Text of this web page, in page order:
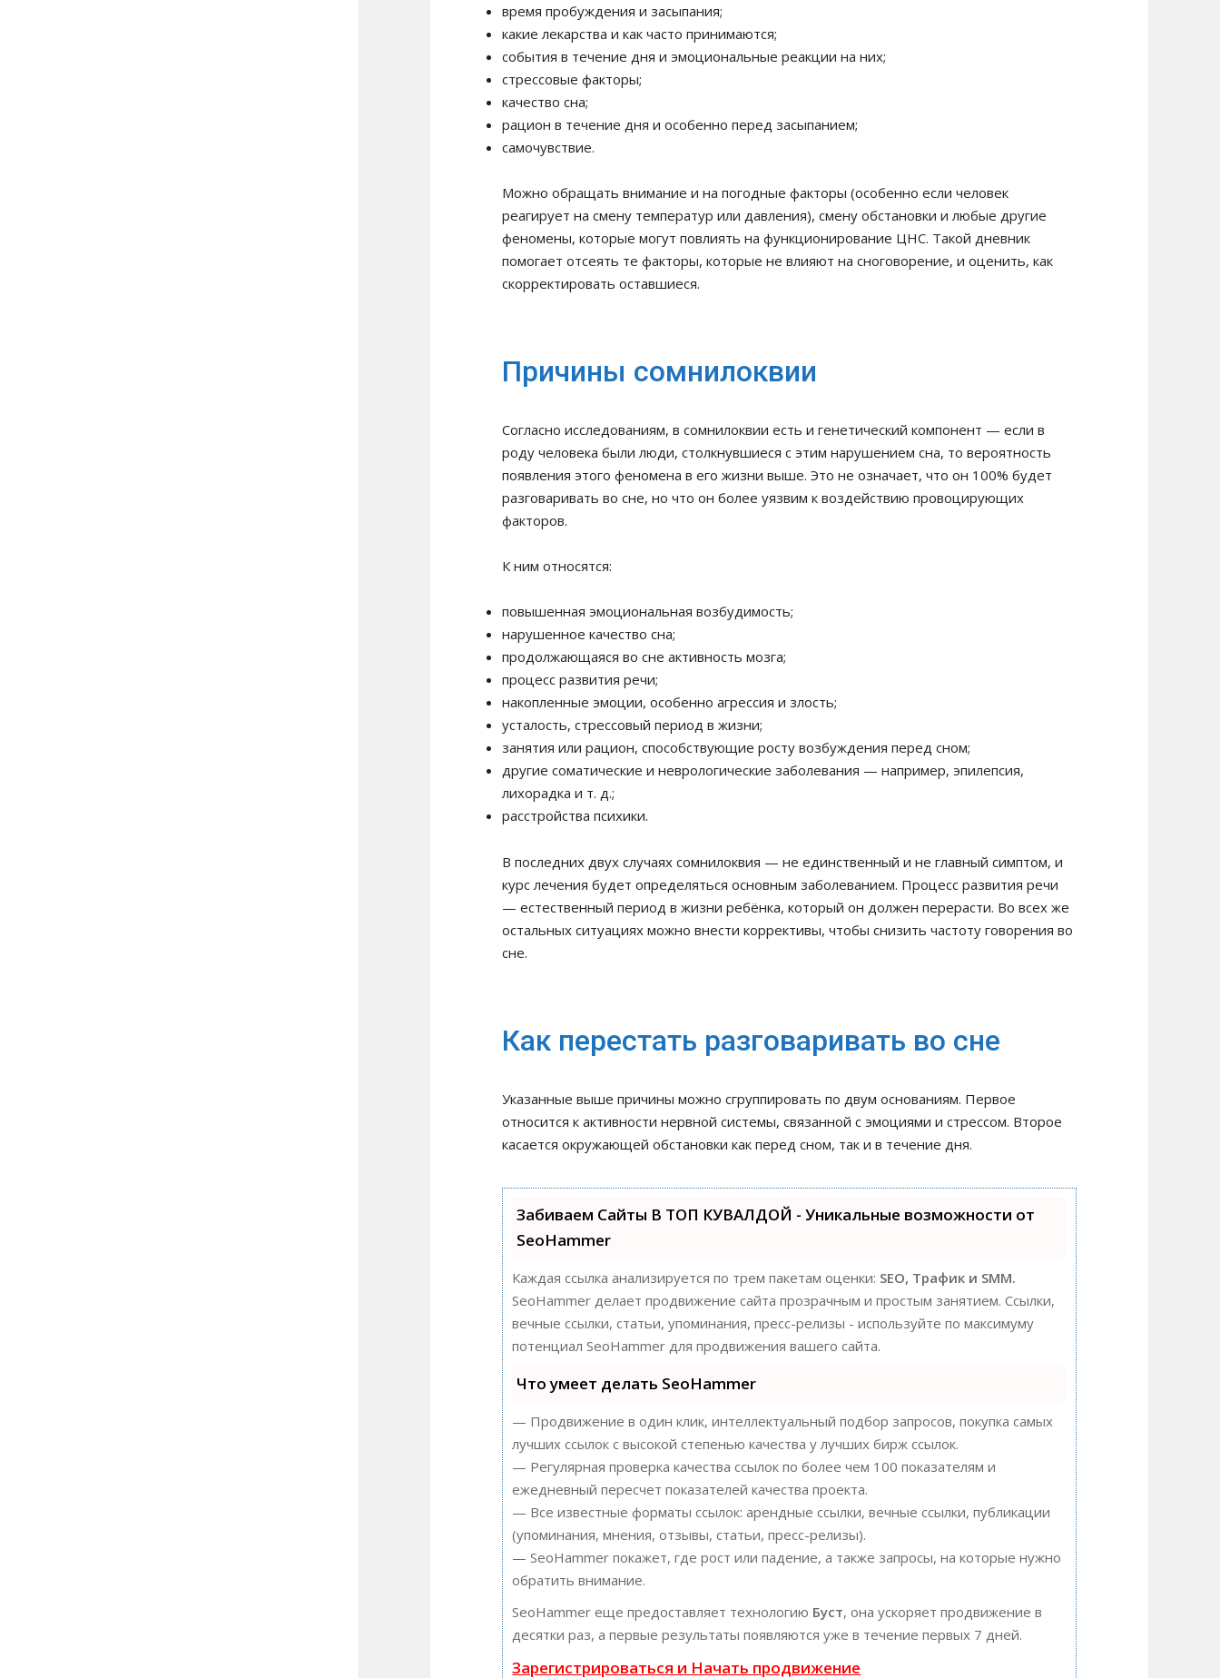
время пробуждения и засыпания;
какие лекарства и как часто принимаются;
события в течение дня и эмоциональные реакции на них;
стрессовые факторы;
качество сна;
рацион в течение дня и особенно перед засыпанием;
самочувствие.
Можно обращать внимание и на погодные факторы (особенно если человек
реагирует на смену температур или давления), смену обстановки и любые другие
феномены, которые могут повлиять на функционирование ЦНС. Такой дневник
помогает отсеять те факторы, которые не влияют на сноговорение, и оценить, как
скорректировать оставшиеся.
Причины сомнилоквии
Согласно исследованиям, в сомнилоквии есть и генетический компонент — если в
роду человека были люди, столкнувшиеся с этим нарушением сна, то вероятность
появления этого феномена в его жизни выше. Это не означает, что он 100% будет
разговаривать во сне, но что он более уязвим к воздействию провоцирующих
факторов.
К ним относятся:
повышенная эмоциональная возбудимость;
нарушенное качество сна;
продолжающаяся во сне активность мозга;
процесс развития речи;
накопленные эмоции, особенно агрессия и злость;
усталость, стрессовый период в жизни;
занятия или рацион, способствующие росту возбуждения перед сном;
другие соматические и неврологические заболевания — например, эпилепсия,
лихорадка и т. д.;
расстройства психики.
В последних двух случаях сомнилоквия — не единственный и не главный симптом, и
курс лечения будет определяться основным заболеванием. Процесс развития речи
— естественный период в жизни ребёнка, который он должен перерасти. Во всех же
остальных ситуациях можно внести коррективы, чтобы снизить частоту говорения во
сне.
Как перестать разговаривать во сне
Указанные выше причины можно сгруппировать по двум основаниям. Первое
относится к активности нервной системы, связанной с эмоциями и стрессом. Второе
касается окружающей обстановки как перед сном, так и в течение дня.
Забиваем Сайты В ТОП КУВАЛДОЙ - Уникальные возможности от
SeoHammer
Каждая ссылка анализируется по трем пакетам оценки: SEO, Трафик и SMM.
SeoHammer делает продвижение сайта прозрачным и простым занятием. Ссылки,
вечные ссылки, статьи, упоминания, пресс-релизы - используйте по максимуму
потенциал SeoHammer для продвижения вашего сайта.
Что умеет делать SeoHammer
— Продвижение в один клик, интеллектуальный подбор запросов, покупка самых
лучших ссылок с высокой степенью качества у лучших бирж ссылок.
— Регулярная проверка качества ссылок по более чем 100 показателям и
ежедневный пересчет показателей качества проекта.
— Все известные форматы ссылок: арендные ссылки, вечные ссылки, публикации
(упоминания, мнения, отзывы, статьи, пресс-релизы).
— SeoHammer покажет, где рост или падение, а также запросы, на которые нужно
обратить внимание.
SeoHammer еще предоставляет технологию Буст, она ускоряет продвижение в
десятки раз, а первые результаты появляются уже в течение первых 7 дней.
Зарегистрироваться и Начать продвижение